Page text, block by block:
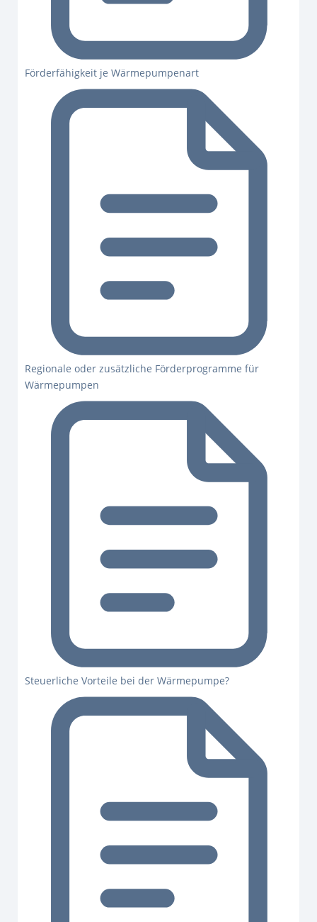
Förderfähigkeit je Wärmepumpenart
Regionale oder zusätzliche Förderprogramme für
Wärmepumpen
Steuerliche Vorteile bei der Wärmepumpe?